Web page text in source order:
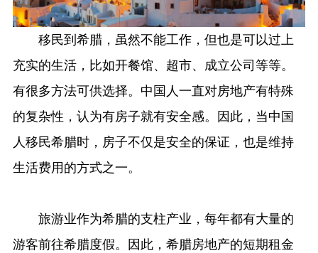
移民到希腊，虽然不能工作，但也是可以过上
充实的生活，比如开餐馆、超市、成立公司等等。
有很多方法可供选择。中国人一直对房地产有特殊
的复杂性，认为有房子就有安全感。因此，当中国
人移民希腊时，房子不仅是安全的保证，也是维持
生活费用的方式之一。
旅游业作为希腊的支柱产业，每年都有大量的
游客前往希腊度假。因此，希腊房地产的短期租金